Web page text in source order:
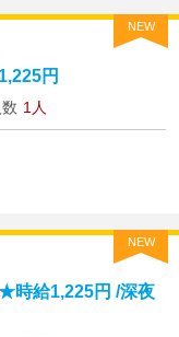
NEW
円
1人
NEW
時給1,225円 /深夜